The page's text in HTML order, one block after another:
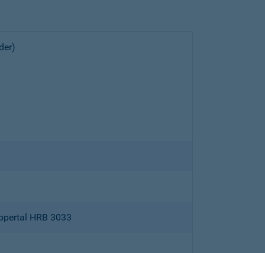
HRB 3033